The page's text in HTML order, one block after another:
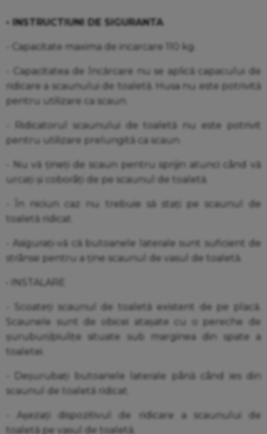
• INSTRUCTIUNI DE SIGURANTA
- Capacitate maxima de incarcare 110 kg.
- Capacitatea de încărcare nu se aplică capacului de
ridicare a scaunului de toaletă. Husa nu este potrivită
pentru utilizare ca scaun.
- Ridicatorul scaunului de toaletă nu este potrivit
pentru utilizare prelungită ca scaun.
- Nu vă țineți de scaun pentru sprijin atunci când vă
urcați și coborâți de pe scaunul de toaletă.
- În niciun caz nu trebuie să stați pe scaunul de
toaletă ridicat.
- Asigurați-vă că butoanele laterale sunt suficient de
strânse pentru a ține scaunul de vasul de toaletă.
• INSTALARE
- Scoateți scaunul de toaletă existent de pe placă.
Scaunele sunt de obicei atașate cu o pereche de
șuruburi/piulițe situate sub marginea din spate a
toaletei.
- Deșurubați butoanele laterale până când ies din
scaunul de toaletă ridicat.
- Așezați dispozitivul de ridicare a scaunului de
toaletă pe vasul de toaletă.